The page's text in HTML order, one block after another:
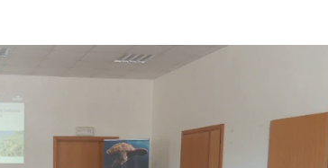
Player